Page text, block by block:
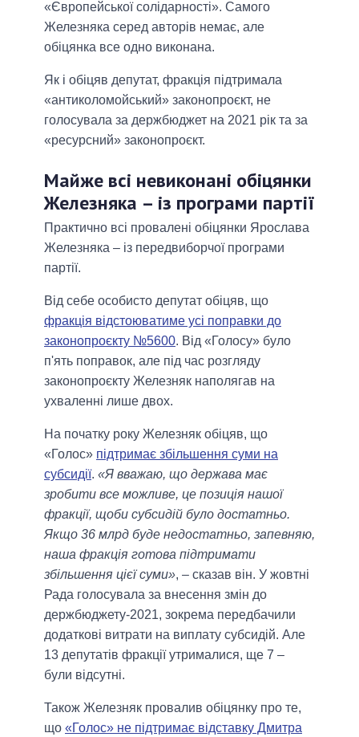
«Європейської солідарності». Самого
Железняка серед авторів немає, але
обіцянка все одно виконана.
Як і обіцяв депутат, фракція підтримала
«антиколомойський» законопроєкт, не
голосувала за держбюджет на 2021 рік та за
«ресурсний» законопроєкт.
Майже всі невиконані обіцянки
Железняка – із програми партії
Практично всі провалені обіцянки Ярослава
Железняка – із передвиборчої програми
партії.
Від себе особисто депутат обіцяв, що
фракція відстоюватиме усі поправки до
законопроєкту №5600. Від «Голосу» було
п'ять поправок, але під час розгляду
законопроєкту Железняк наполягав на
ухваленні лише двох.
На початку року Железняк обіцяв, що
«Голос» підтримає збільшення суми на
субсидії. «Я вважаю, що держава має
зробити все можливе, це позиція нашої
фракції, щоби субсидій було достатньо.
Якщо 36 млрд буде недостатньо, запевняю,
наша фракція готова підтримати
збільшення цієї суми», – сказав він. У жовтні
Рада голосувала за внесення змін до
держбюджету-2021, зокрема передбачили
додаткові витрати на виплату субсидій. Але
13 депутатів фракції утрималися, ще 7 –
були відсутні.
Також Железняк провалив обіцянку про те,
що «Голос» не підтримає відставку Дмитра